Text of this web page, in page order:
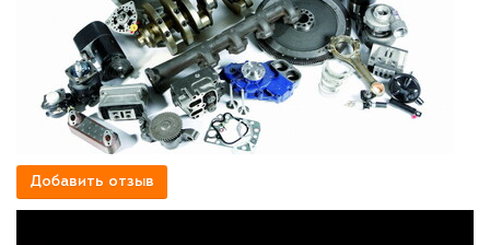
Добавить отзыв